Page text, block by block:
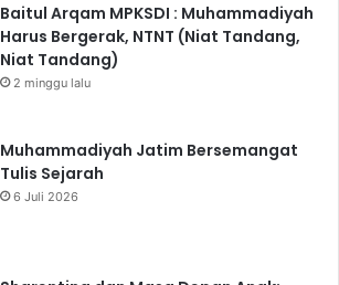
Baitul Arqam MPKSDI : Muhammadiyah
Harus Bergerak, NTNT (Niat Tandang,
Niat Tandang)
2 minggu lalu
Muhammadiyah Jatim Bersemangat
Tulis Sejarah
6 Juli 2026